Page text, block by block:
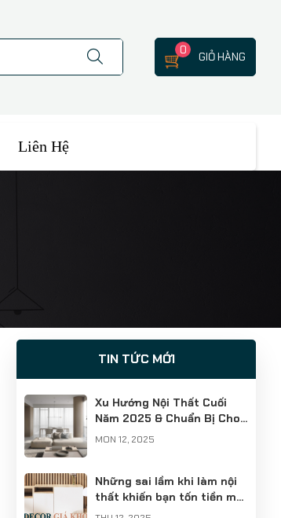
0 GIỎ HÀNG
Liên Hệ
TIN TỨC MỚI
Xu Hướng Nội Thất Cuối
Năm 2025 & Chuẩn Bị Cho
2026: 10 Ý Tưởng Phối
MON 12, 2025
Những sai lầm khi làm nội
thất khiến bạn tốn tiền mà
nhà vẫn chưa đẹp